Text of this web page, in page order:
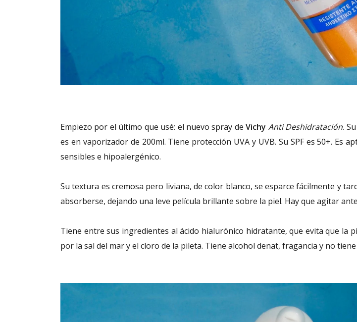
Empiezo por el último que usé: el nuevo spray deVichy Anti Deshidratación.
es en vaporizador de 200ml. Tiene protección UVA y UVB. Su SPF es 50+. Es
sensibles e hipoalergénico.
Su textura es cremosa pero liviana, de color blanco, se esparce fácilmente y
absorberse, dejando una leve película brillante sobre la piel. Hay que agitar
Tiene entre sus ingredientes al ácido hialurónico hidratante, que evita que la
por la sal del mar y el cloro de la pileta. Tiene alcohol denat, fragancia y no